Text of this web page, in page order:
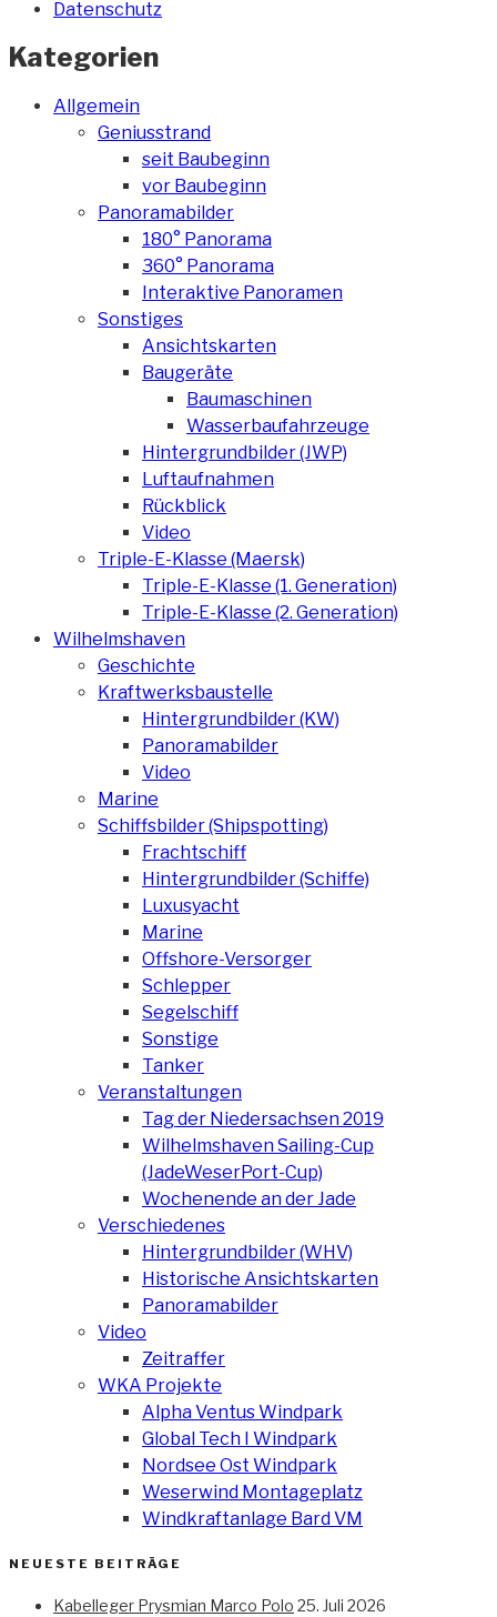
Datenschutz
Kategorien
Allgemein
Geniusstrand
seit Baubeginn
vor Baubeginn
Panoramabilder
180° Panorama
360° Panorama
Interaktive Panoramen
Sonstiges
Ansichtskarten
Baugeräte
Baumaschinen
Wasserbaufahrzeuge
Hintergrundbilder (JWP)
Luftaufnahmen
Rückblick
Video
Triple-E-Klasse (Maersk)
Triple-E-Klasse (1. Generation)
Triple-E-Klasse (2. Generation)
Wilhelmshaven
Geschichte
Kraftwerksbaustelle
Hintergrundbilder (KW)
Panoramabilder
Video
Marine
Schiffsbilder (Shipspotting)
Frachtschiff
Hintergrundbilder (Schiffe)
Luxusyacht
Marine
Offshore-Versorger
Schlepper
Segelschiff
Sonstige
Tanker
Veranstaltungen
Tag der Niedersachsen 2019
Wilhelmshaven Sailing-Cup
(JadeWeserPort-Cup)
Wochenende an der Jade
Verschiedenes
Hintergrundbilder (WHV)
Historische Ansichtskarten
Panoramabilder
Video
Zeitraffer
WKA Projekte
Alpha Ventus Windpark
Global Tech I Windpark
Nordsee Ost Windpark
Weserwind Montageplatz
Windkraftanlage Bard VM
NEUESTE BEITRÄGE
Kabelleger Prysmian Marco Polo 25. Juli 2026